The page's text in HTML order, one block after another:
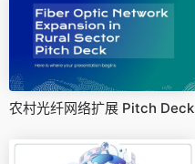
农村光纤网络扩展 Pitch Deck